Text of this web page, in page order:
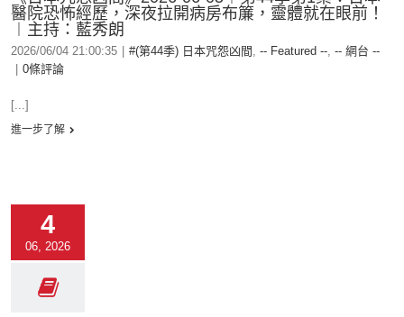
醫院恐怖經歷，深夜拉開病房布簾，靈體就在眼前！
︱主持：藍秀朗
2026/06/04 21:00:35 #(第44季) 日本咒怨凶間 , -- Featured --, -- 網台 --
0條評論
[...]
進一步了解
4
06, 2026